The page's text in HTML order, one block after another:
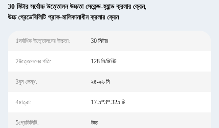
30 মিটার সর্বোচ্চ উত্তোলন উচ্চতা সেকেন্ড-হ্যান্ড ক্রলার ক্রেন,
উচ্চ গ্রেডেবিলিটি প্রাক-মালিকানাধীন ক্রলার ক্রেন
1সর্বাধিক উত্তোলনের উচ্চতা: 30 মিটার
2উত্তোলনের গতি: 128 মি/মিনিট
3বুম লেন্থ: ২৪-৯৬ মি
4মাত্রা: 17.5*3*.325 মি
5গ্রেডিলিটি: উচ্চ